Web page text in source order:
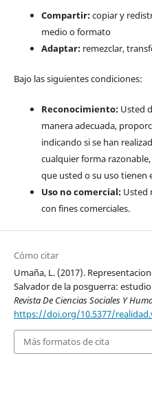
Compartir:copiar y
medio o formato
Adaptar:remezclar,
Bajo las siguientes condiciones:
Reconocimiento:Usted
manera adecuada,
indicando si se han
cualquier forma
que usted o su uso tienen
Uso no comercial:Usted
con fines comerciales.
Cómo citar
Umaña, L. (2017).
Salvador de la posguerra: estudio
Revista De Ciencias Sociales Y
https://doi.org/10.5377/
Más formatos de cita